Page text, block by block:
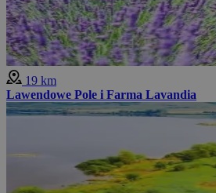
19 km
Lawendowe Pole i Farma Lavandia